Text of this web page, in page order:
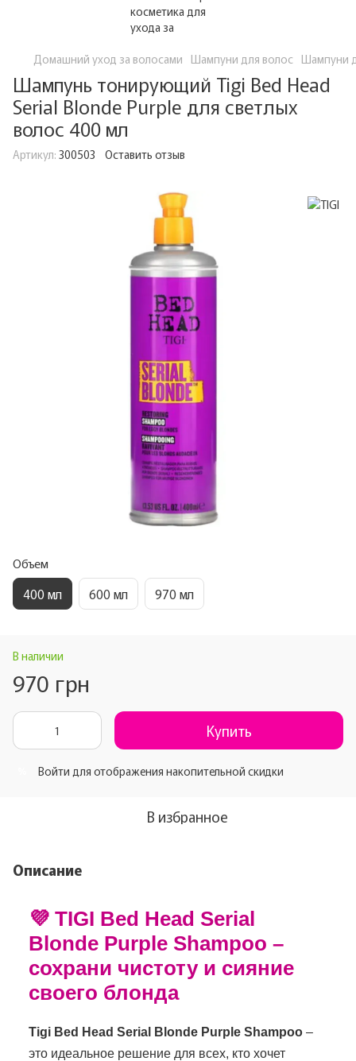
Домашний уход за волосами Шампуни для волос Шампуни
Шампунь тонирующий Tigi Bed Head
Serial Blonde Purple для светлых
волос 400 мл
Артикул: 300503 Оставить отзыв
Объем
400 мл 600 мл 970 мл
В наличии
970 грн
Купить
Войти для отображения накопительной скидки
В избранное
Описание
💜 TIGI Bed Head Serial
Blonde Purple Shampoo –
сохрани чистоту и сияние
своего блонда
Tigi Bed Head Serial Blonde Purple Shampoo –
это идеальное решение для всех, кто хочет